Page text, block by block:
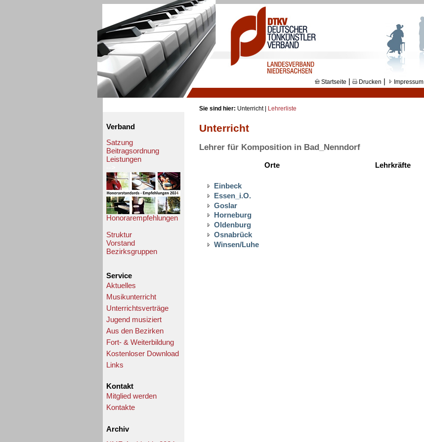
Startseite Drucken Impressum
Verband
Satzung
Beitragsordnung
Leistungen
Honorarempfehlungen
Struktur
Vorstand
Bezirksgruppen
Service
Aktuelles
Musikunterricht
Unterrichtsverträge
Jugend musiziert
Aus den Bezirken
Fort- & Weiterbildung
Kostenloser Download
Links
Kontakt
Mitglied werden
Kontakte
Archiv
Sie sind hier: Unterricht | Lehrerliste
Unterricht
Lehrer für Komposition in Bad_Nenndorf
Orte Lehrkräfte
Einbeck
Essen_i.O.
Goslar
Horneburg
Oldenburg
Osnabrück
Winsen/Luhe